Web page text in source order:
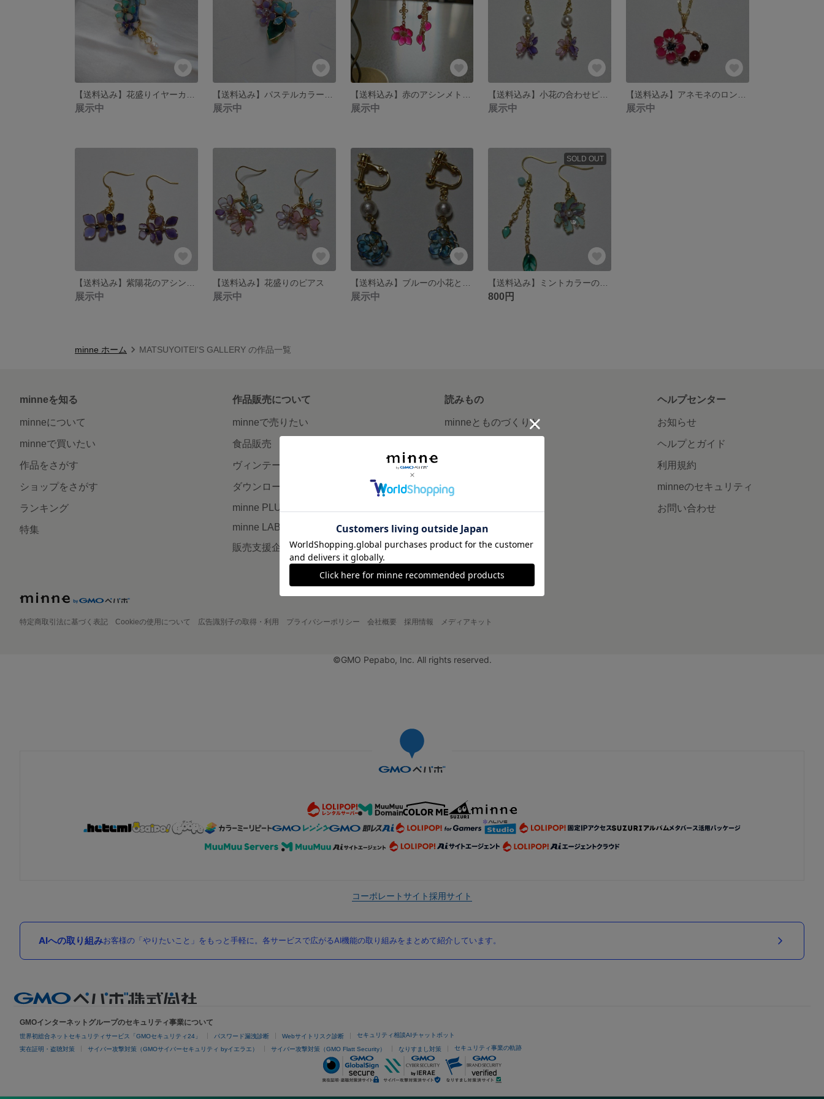
展示中 展示中 展示中 展示中 展示中
展示中
【送料込み】花盛りのピアス
展示中 展示中
SOLD OUT
800円
minne ホーム MATSUYOITEI'S GALLERY の作品一覧
minneを知る
minneについて
minneで買いたい
作品をさがす
ショップをさがす
ランキング
特集
作品販売について
minneで売りたい
食品販売
ヴィンテージ販売
ダウンロード販売
minne PLUS
minne LAB
販売支援企画・イベント
読みもの
minneとものづくりと
minneの本
広告出稿について
ヘルプセンター
お知らせ
ヘルプとガイド
利用規約
minneのセキュリティ
お問い合わせ
特定商取引法に基づく表記 Cookieの使用について 広告識別子の取得・利用 プライバシーポリシー 会社概要 採用情報 メディアキット
©GMO Pepabo, Inc. All rights reserved.
コーポレートサイト採用サイト
AIへの取り組みお客様の「やりたいこと」をもっと手軽に。各サービスで広がるAI機能の取り組みをまとめて紹介しています。
GMOインターネットグループのセキュリティ事業について
世界初総合ネットセキュリティサービス「GMOセキュリティ24」 パスワード漏洩診断 Webサイトリスク診断 セキュリティ相談AIチャットボット
実在証明・盗聴対策 サイバー攻撃対策（GMOサイバーセキュリティ byイエラエ） サイバー攻撃対策（GMO Flatt Security） なりすまし対策 セキュリティ事業の軌跡